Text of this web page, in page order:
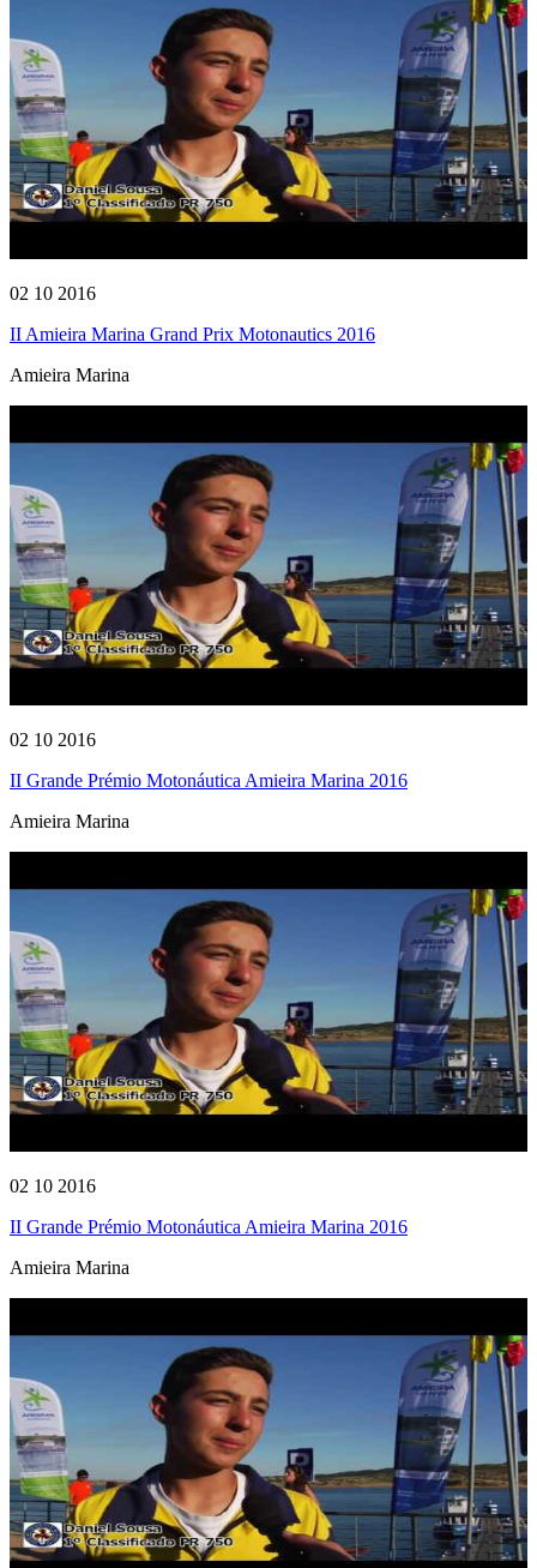
02 10 2016
II Amieira Marina Grand Prix Motonautics 2016
Amieira Marina
02 10 2016
II Grande Prémio Motonáutica Amieira Marina 2016
Amieira Marina
02 10 2016
II Grande Prémio Motonáutica Amieira Marina 2016
Amieira Marina